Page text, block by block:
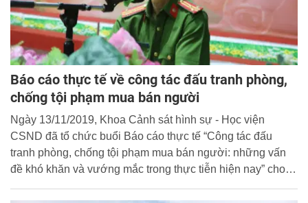
Báo cáo thực tế về công tác đấu tranh phòng,
chống tội phạm mua bán người
Ngày 13/11/2019, Khoa Cảnh sát hình sự - Học viện
CSND đã tổ chức buổi Báo cáo thực tế “Công tác đấu
tranh phòng, chống tội phạm mua bán người: những vấn
đề khó khăn và vướng mắc trong thực tiễn hiện nay” cho
học viên chuyên ngành.